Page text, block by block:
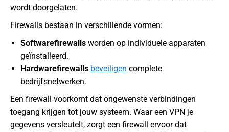
wordt doorgelaten.
Firewalls bestaan in verschillende vormen:
Softwarefirewalls worden op individuele apparaten
geïnstalleerd.
Hardwarefirewalls beveiligen complete
bedrijfsnetwerken.
Een firewall voorkomt dat ongewenste verbindingen
toegang krijgen tot jouw systeem. Waar een VPN je
gegevens versleutelt, zorgt een firewall ervoor dat